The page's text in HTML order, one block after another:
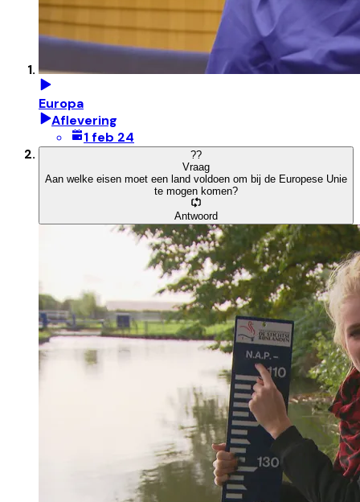
Europa
Aflevering
1 feb 24
??
Vraag
Aan welke eisen moet een land voldoen om bij de Europese Unie
te mogen komen?
Antwoord